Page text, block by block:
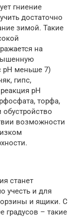
гниение
достаточно
зимой. Такие
на
рН меньше 7)
гипс,
рН
торфа,
возможности
станет
учесть и для
и ящики. С
градусов – такие